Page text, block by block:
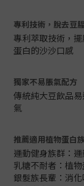
專利技術，脫去豆
專利萃取技術，
蛋白的沙沙口感
獨家不易脹氣配方
傳統純大豆飲品
氣
推薦適用植物蛋白
運動健身族群：
乳糖不耐者：植
銀髮族長輩：消